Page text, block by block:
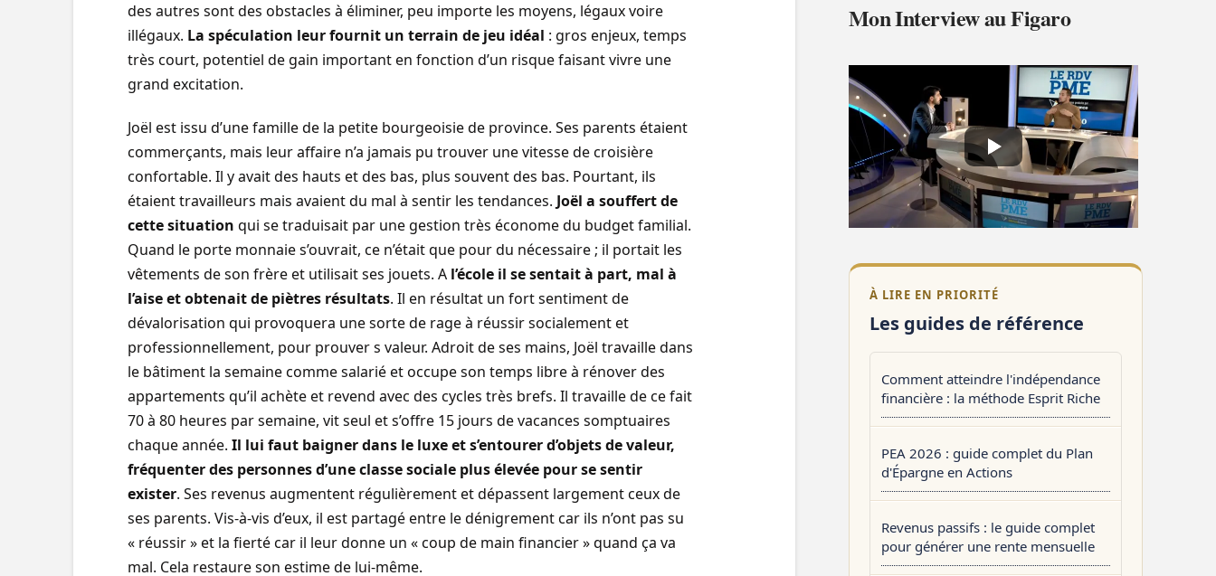
des autres sont des obstacles à éliminer, peu importe les moyens, légaux voire
illégaux. La spéculation leur fournit un terrain de jeu idéal : gros enjeux, temps
très court, potentiel de gain important en fonction d’un risque faisant vivre une
grand excitation.
Joël est issu d’une famille de la petite bourgeoisie de province. Ses parents étaient
commerçants, mais leur affaire n’a jamais pu trouver une vitesse de croisière
confortable. Il y avait des hauts et des bas, plus souvent des bas. Pourtant, ils
étaient travailleurs mais avaient du mal à sentir les tendances. Joël a souffert de
cette situation qui se traduisait par une gestion très économe du budget familial.
Quand le porte monnaie s’ouvrait, ce n’était que pour du nécessaire ; il portait les
vêtements de son frère et utilisait ses jouets. A l’école il se sentait à part, mal à
l’aise et obtenait de piètres résultats. Il en résultat un fort sentiment de
dévalorisation qui provoquera une sorte de rage à réussir socialement et
professionnellement, pour prouver s valeur. Adroit de ses mains, Joël travaille dans
le bâtiment la semaine comme salarié et occupe son temps libre à rénover des
appartements qu’il achète et revend avec des cycles très brefs. Il travaille de ce fait
70 à 80 heures par semaine, vit seul et s’offre 15 jours de vacances somptuaires
chaque année. Il lui faut baigner dans le luxe et s’entourer d’objets de valeur,
fréquenter des personnes d’une classe sociale plus élevée pour se sentir
exister. Ses revenus augmentent régulièrement et dépassent largement ceux de
ses parents. Vis-à-vis d’eux, il est partagé entre le dénigrement car ils n’ont pas su
« réussir » et la fierté car il leur donne un « coup de main financier » quand ça va
mal. Cela restaure son estime de lui-même.
Mon Interview au Figaro
À LIRE EN PRIORITÉ
Les guides de référence
Comment atteindre l'indépendance
financière : la méthode Esprit Riche
PEA 2026 : guide complet du Plan
d'Épargne en Actions
Revenus passifs : le guide complet
pour générer une rente mensuelle